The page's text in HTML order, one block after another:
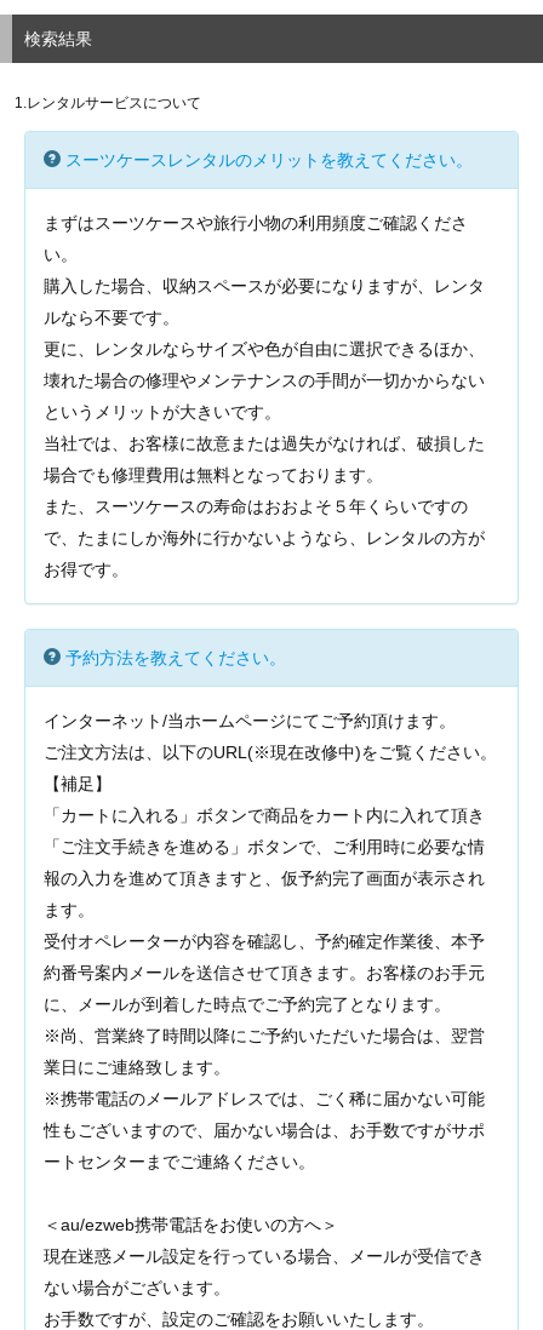
検索結果
1.レンタルサービスについて
スーツケースレンタルのメリットを教えてください。
まずはスーツケースや旅行小物の利用頻度ご確認くださ
い。
購入した場合、収納スペースが必要になりますが、レンタ
ルなら不要です。
更に、レンタルならサイズや色が自由に選択できるほか、
壊れた場合の修理やメンテナンスの手間が一切かからない
というメリットが大きいです。
当社では、お客様に故意または過失がなければ、破損した
場合でも修理費用は無料となっております。
また、スーツケースの寿命はおおよそ５年くらいですの
で、たまにしか海外に行かないようなら、レンタルの方が
お得です。
予約方法を教えてください。
インターネット/当ホームページにてご予約頂けます。
ご注文方法は、以下のURL(※現在改修中)をご覧ください。
【補足】
「カートに入れる」ボタンで商品をカート内に入れて頂き
「ご注文手続きを進める」ボタンで、ご利用時に必要な情
報の入力を進めて頂きますと、仮予約完了画面が表示され
ます。
受付オペレーターが内容を確認し、予約確定作業後、本予
約番号案内メールを送信させて頂きます。お客様のお手元
に、メールが到着した時点でご予約完了となります。
※尚、営業終了時間以降にご予約いただいた場合は、翌営
業日にご連絡致します。
※携帯電話のメールアドレスでは、ごく稀に届かない可能
性もございますので、届かない場合は、お手数ですがサポ
ートセンターまでご連絡ください。
＜au/ezweb携帯電話をお使いの方へ＞
現在迷惑メール設定を行っている場合、メールが受信でき
ない場合がございます。
お手数ですが、設定のご確認をお願いいたします。